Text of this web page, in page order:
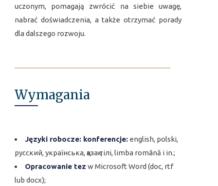
uczonym, pomagają zwrócić na siebie uwagę,
nabrać doświadczenia, a także otrzymać porady
dla dalszego rozwoju.
Wymagania
Języki robocze: konferencje: english, polski,
русский, українська, қазақ тілі, limba română i in.;
Opracowanie tez w Microsoft Word (doc, rtf
lub docx);